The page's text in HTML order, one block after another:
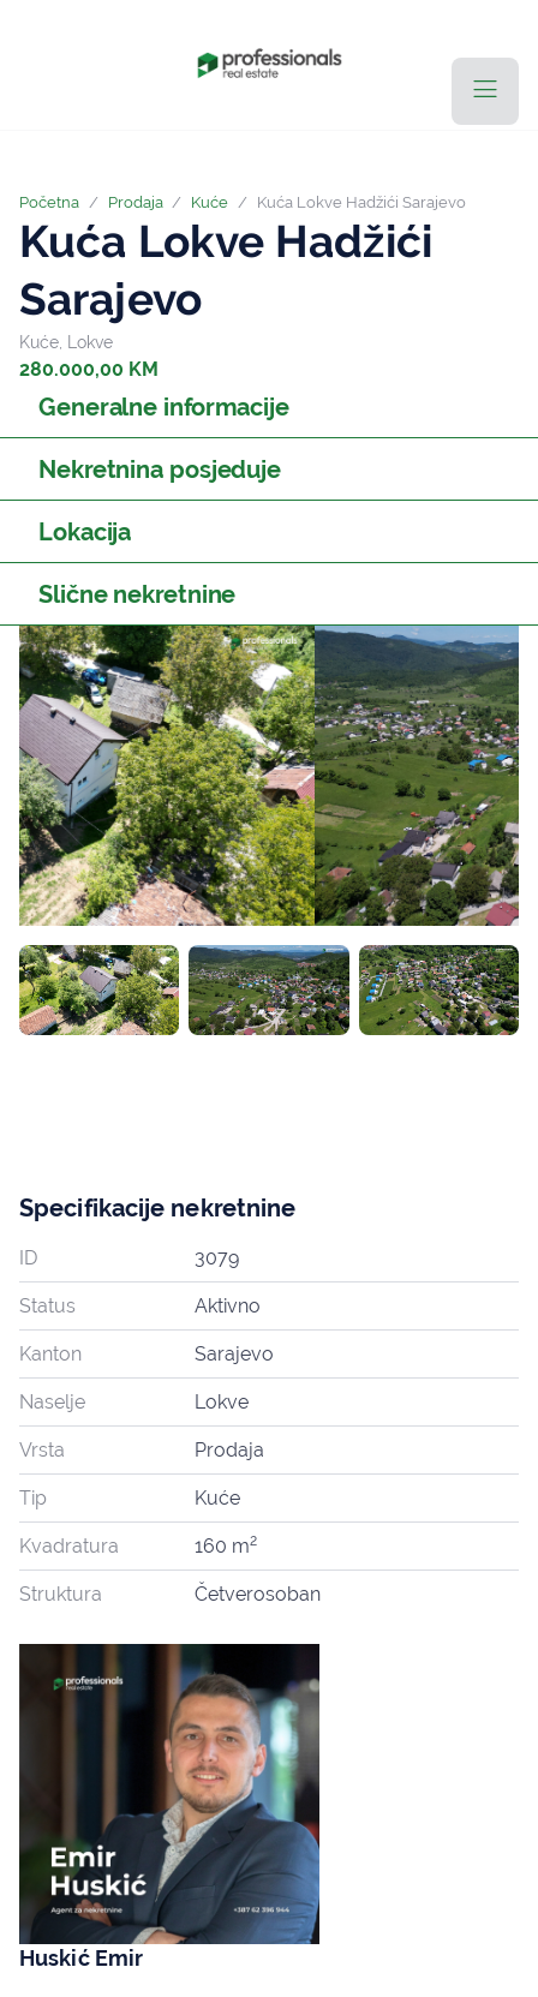
Početna / Prodaja / Kuće / Kuća Lokve Hadžići Sarajevo
Kuća Lokve Hadžići
Sarajevo
Kuće, Lokve
280.000,00 KM
Generalne informacije
Nekretnina posjeduje
Lokacija
Slične nekretnine
Specifikacije nekretnine
ID 3079
Status Aktivno
Kanton Sarajevo
Naselje Lokve
Vrsta Prodaja
Tip Kuće
Kvadratura 160 m2
Struktura Četverosoban
Huskić Emir